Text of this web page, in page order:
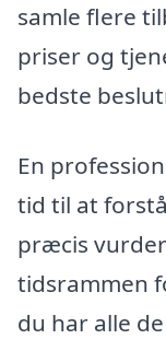
samle flere
priser og
bedste
En
tid til at
præcis
tidsrammen
du har alle